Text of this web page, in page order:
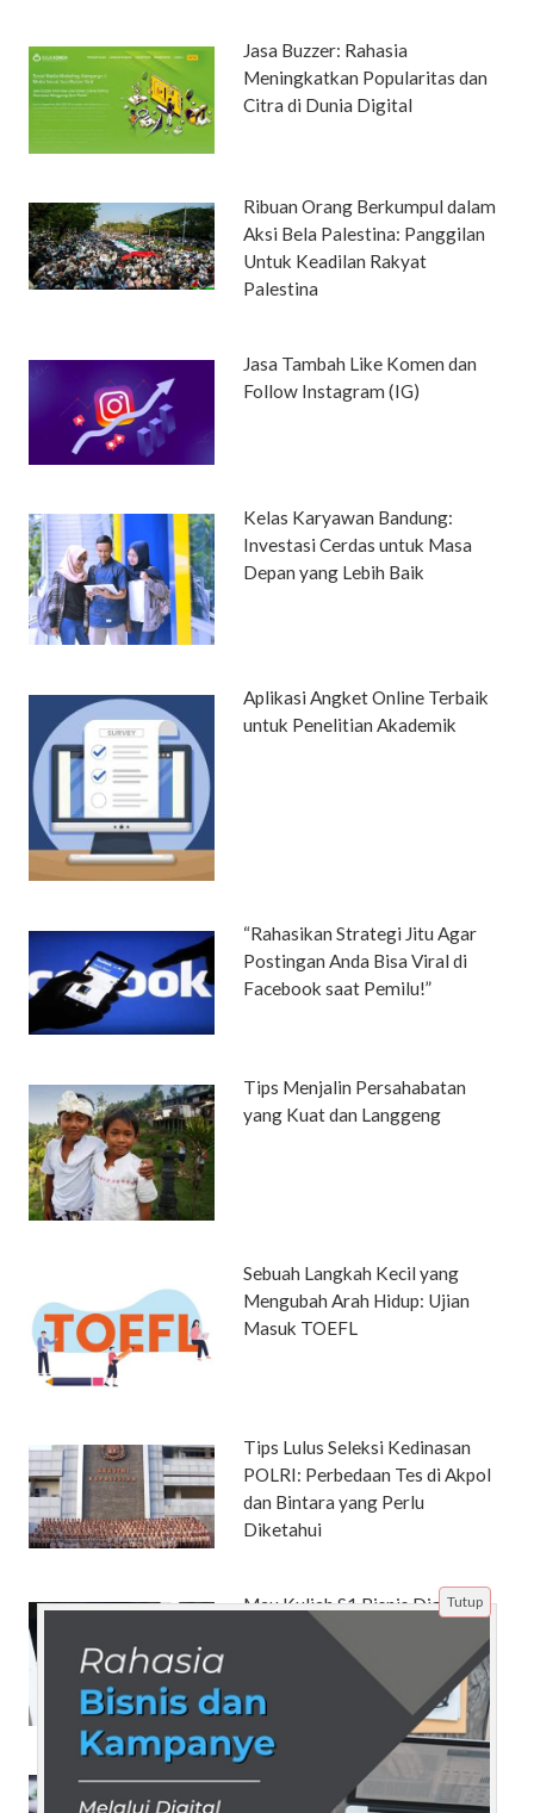
Jasa Buzzer: Rahasia
Meningkatkan Popularitas dan
Citra di Dunia Digital
Ribuan Orang Berkumpul dalam
Aksi Bela Palestina: Panggilan
Untuk Keadilan Rakyat
Palestina
Jasa Tambah Like Komen dan
Follow Instagram (IG)
Kelas Karyawan Bandung:
Investasi Cerdas untuk Masa
Depan yang Lebih Baik
Aplikasi Angket Online Terbaik
untuk Penelitian Akademik
“Rahasikan Strategi Jitu Agar
Postingan Anda Bisa Viral di
Facebook saat Pemilu!”
Tips Menjalin Persahabatan
yang Kuat dan Langgeng
Sebuah Langkah Kecil yang
Mengubah Arah Hidup: Ujian
Masuk TOEFL
Tips Lulus Seleksi Kedinasan
POLRI: Perbedaan Tes di Akpol
dan Bintara yang Perlu
Diketahui
Mau Kuliah S1 Bisnis Digital
Dengan Biaya Lebih Murah Dari
PTN Serta Sistem Cicilan Yang
Rindu dengan Ayam Betutu
Tutup